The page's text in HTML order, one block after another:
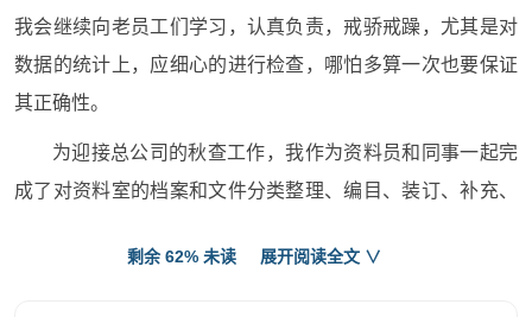
我会继续向老员工们学习，认真负责，戒骄戒躁，尤其是对
数据的统计上，应细心的进行检查，哪怕多算一次也要保证
其正确性。
为迎接总公司的秋查工作，我作为资料员和同事一起完
成了对资料室的档案和文件分类整理、编目、装订、补充、
但是在事实面前我不能不承认自己的工作做的很不到位，质
剩余 62% 未读 展开阅读全文 ∨